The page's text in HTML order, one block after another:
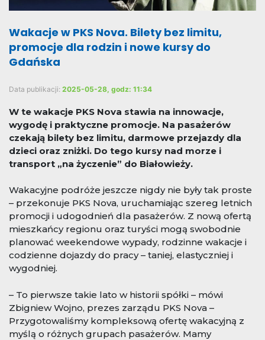
Wakacje w PKS Nova. Bilety bez limitu,
promocje dla rodzin i nowe kursy do
Gdańska
Data publikacji: 2025-05-28, godz: 11:34
W te wakacje PKS Nova stawia na innowacje,
wygodę i praktyczne promocje. Na pasażerów
czekają bilety bez limitu, darmowe przejazdy dla
dzieci oraz zniżki. Do tego kursy nad morze i
transport „na życzenie” do Białowieży.
Wakacyjne podróże jeszcze nigdy nie były tak proste
– przekonuje PKS Nova, uruchamiając szereg letnich
promocji i udogodnień dla pasażerów. Z nową ofertą
mieszkańcy regionu oraz turyści mogą swobodnie
planować weekendowe wypady, rodzinne wakacje i
codzienne dojazdy do pracy – taniej, elastyczniej i
wygodniej.
– To pierwsze takie lato w historii spółki – mówi
Zbigniew Wojno, prezes zarządu PKS Nova –
Przygotowaliśmy kompleksową ofertę wakacyjną z
myślą o różnych grupach pasażerów. Mamy